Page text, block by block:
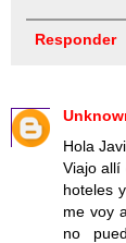
Responder
Hola
Viajo allí
hoteles
me voy
no